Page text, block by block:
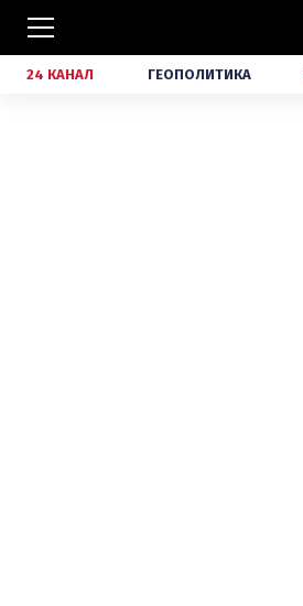
24 КАНАЛ ГЕОПОЛИТИКА